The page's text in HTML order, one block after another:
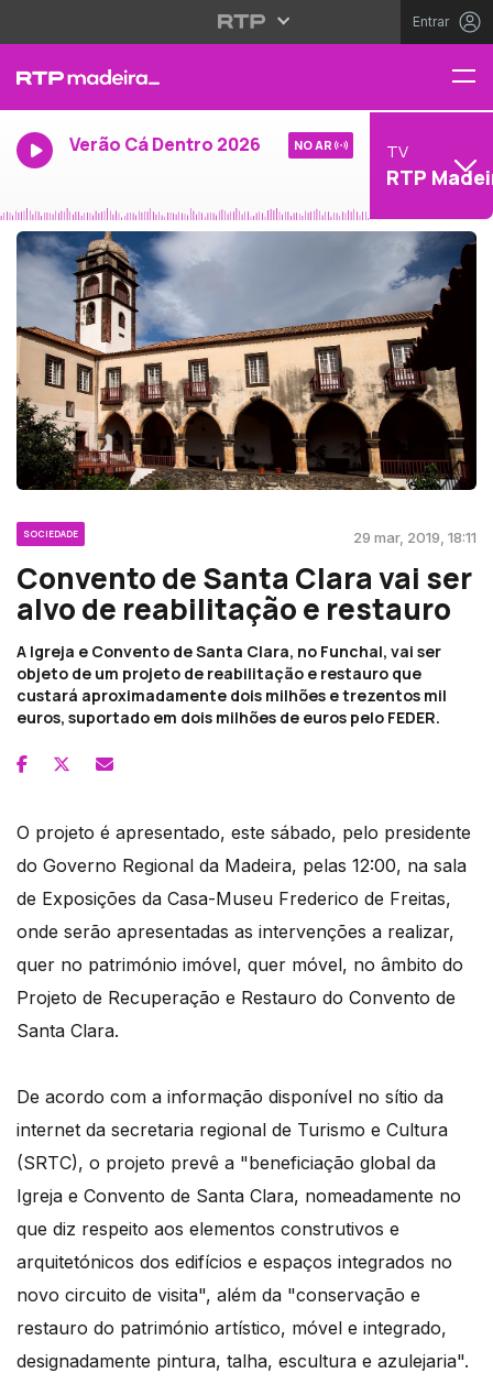
Entrar
Verão Cá Dentro 2026 NO AR TV
RTP
SOCIEDADE 29 mar, 2019, 18:11
Convento de Santa Clara vai ser
alvo de reabilitação e restauro
A Igreja e Convento de Santa Clara, no Funchal, vai ser
objeto de um projeto de reabilitação e restauro que
custará aproximadamente dois milhões e trezentos mil
euros, suportado em dois milhões de euros pelo FEDER.
O projeto é apresentado, este sábado, pelo presidente
do Governo Regional da Madeira, pelas 12:00, na sala
de Exposições da Casa-Museu Frederico de Freitas,
onde serão apresentadas as intervenções a realizar,
quer no património imóvel, quer móvel, no âmbito do
Projeto de Recuperação e Restauro do Convento de
Santa Clara.
De acordo com a informação disponível no sítio da
internet da secretaria regional de Turismo e Cultura
(SRTC), o projeto prevê a "beneficiação global da
Igreja e Convento de Santa Clara, nomeadamente no
que diz respeito aos elementos construtivos e
arquitetónicos dos edifícios e espaços integrados no
novo circuito de visita", além da "conservação e
restauro do património artístico, móvel e integrado,
designadamente pintura, talha, escultura e azulejaria".